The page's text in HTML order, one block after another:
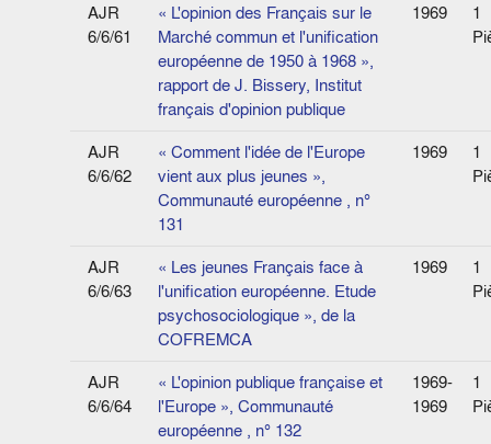
AJR
6/6/61
« L'opinion des Français sur le
Marché commun et l'unification
européenne de 1950 à 1968 »,
rapport de J. Bissery, Institut
français d'opinion publique
1969
1
AJR
6/6/62
« Comment l'idée de l'Europe
vient aux plus jeunes »,
Communauté européenne , n°
131
1969
1
AJR
6/6/63
« Les jeunes Français face à
l'unification européenne. Etude
psychosociologique », de la
COFREMCA
1969
1
AJR
6/6/64
« L'opinion publique française et
l'Europe », Communauté
européenne , n° 132
1969-
1969
1